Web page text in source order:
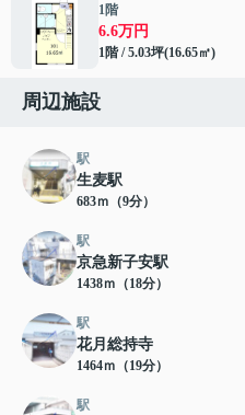
1階
6.6万円
1階 / 5.03坪(16.65㎡)
周辺施設
駅
生麦駅
683ｍ（9分）
駅
京急新子安駅
1438ｍ（18分）
駅
花月総持寺
1464ｍ（19分）
駅